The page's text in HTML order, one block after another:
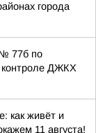
города
77б по
контроле ДЖКХ
как живёт и
11 августа!